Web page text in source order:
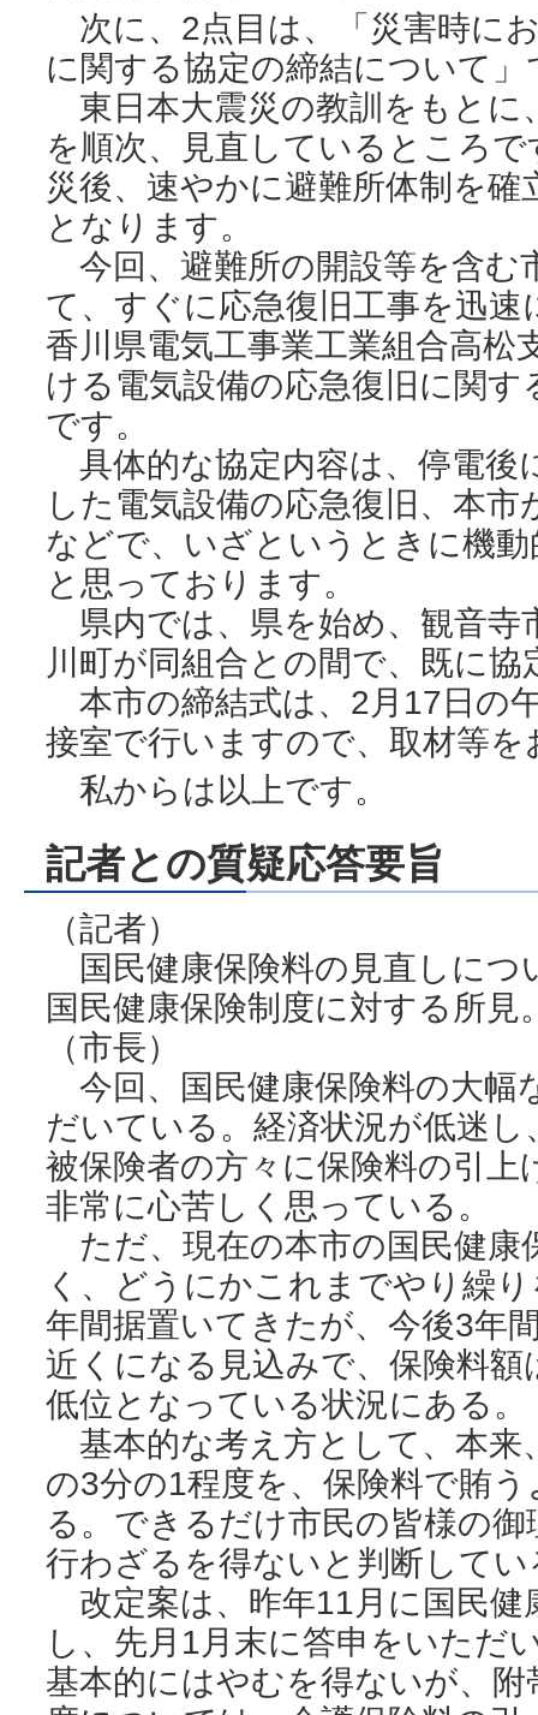
次に、2点目は、「災害時に
に関する協定の締結について」
東日本大震災の教訓をもとに
を順次、見直しているところ
災後、速やかに避難所体制を
となります。
今回、避難所の開設等を含む
て、すぐに応急復旧工事を迅
香川県電気工事業工業組合高松
ける電気設備の応急復旧に関
です。
具体的な協定内容は、停電後
した電気設備の応急復旧、本
などで、いざというときに機
と思っております。
県内では、県を始め、観音寺
川町が同組合との間で、既に
本市の締結式は、2月17日の
接室で行いますので、取材等
私からは以上です。
記者との質疑応答要旨
（記者）
国民健康保険料の見直しにつ
国民健康保険制度に対する所見
（市長）
今回、国民健康保険料の大幅
だいている。経済状況が低迷
被保険者の方々に保険料の引
非常に心苦しく思っている。
ただ、現在の本市の国民健康
く、どうにかこれまでやり繰
年間据置いてきたが、今後3年
近くになる見込みで、保険料
低位となっている状況にある。
基本的な考え方として、本来
の3分の1程度を、保険料で賄
る。できるだけ市民の皆様の
行わざるを得ないと判断してい
改定案は、昨年11月に国民健
し、先月1月末に答申をいただ
基本的にはやむを得ないが、